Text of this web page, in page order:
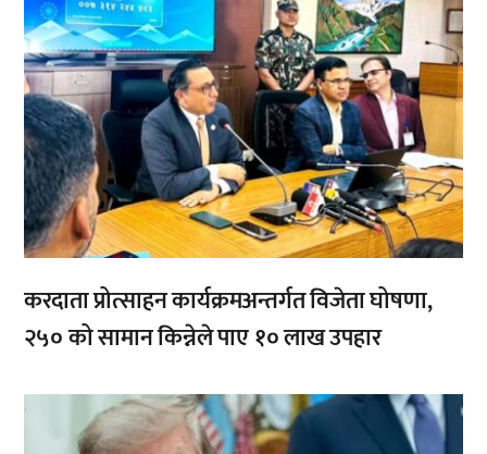
करदाता प्रोत्साहन कार्यक्रमअन्तर्गत विजेता घोषणा,
२५० को सामान किन्नेले पाए १० लाख उपहार